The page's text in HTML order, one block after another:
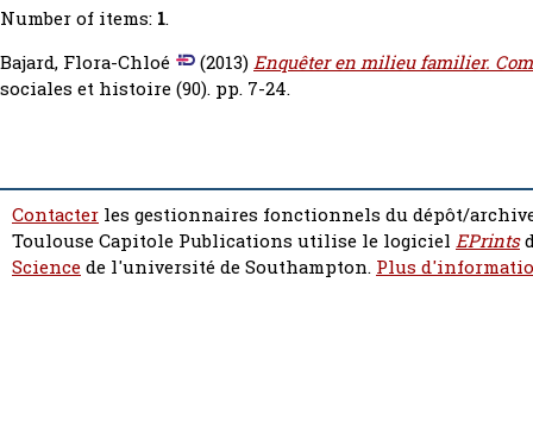
Number of items: 1.
Bajard, Flora-Chloé
(2013)Enquêter en milieu familier.
sociales et histoire (90). pp. 7-24.
Contacter les gestionnaires fonctionnels du dépôt/
Toulouse Capitole Publications utilise le logiciel EPrints
Sciencede l'université de Southampton. Plus